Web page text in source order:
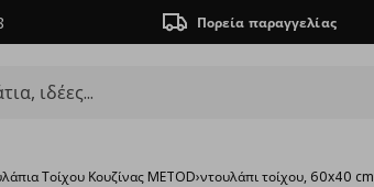
Πορεία παραγγελίας
Τοίχου Κουζίνας METOD›ντουλάπι τοίχου, 60x40 cm